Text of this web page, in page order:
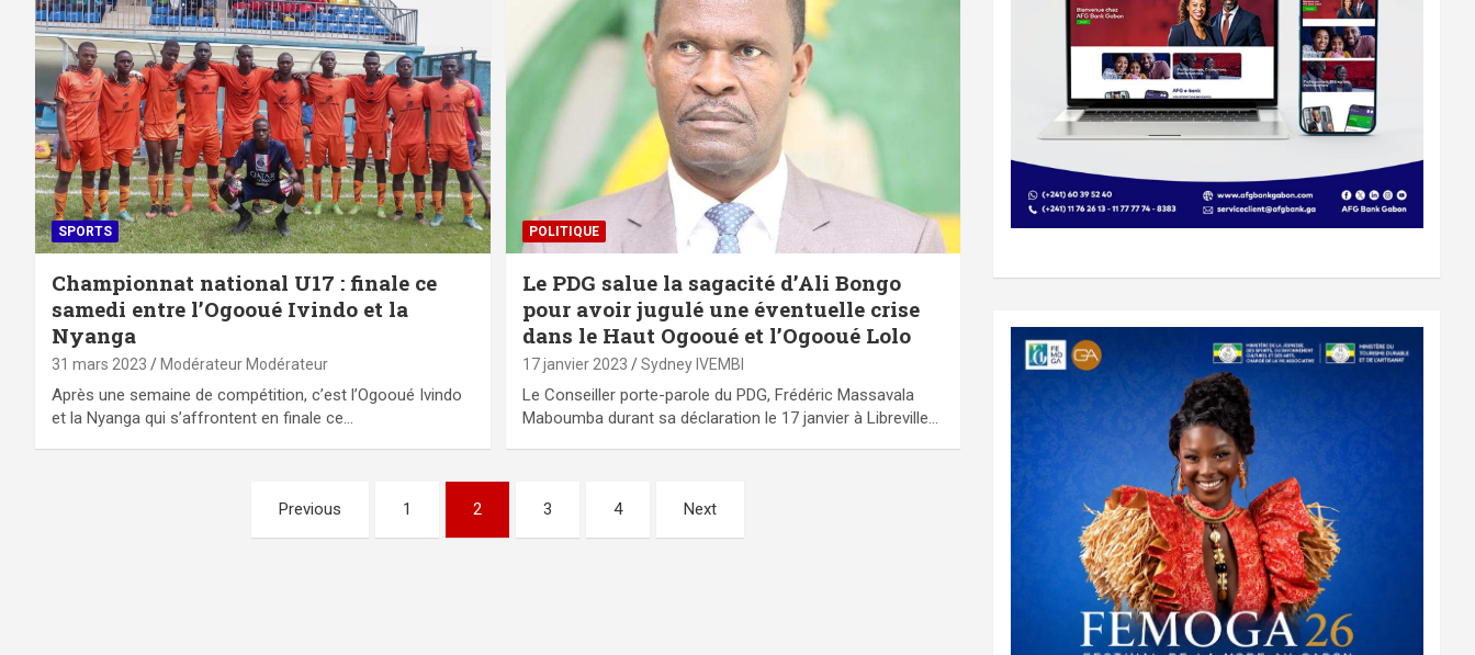
SPORTS
Championnat national U17 : finale ce
samedi entre l’Ogooué Ivindo et la
Nyanga
31 mars 2023 Modérateur Modérateur
Après une semaine de compétition, c’est l’Ogooué Ivindo
et la Nyanga qui s’affrontent en finale ce…
POLITIQUE
Le PDG salue la sagacité d’Ali Bongo
pour avoir jugulé une éventuelle crise
dans le Haut Ogooué et l’Ogooué Lolo
17 janvier 2023 Sydney IVEMBI
Le Conseiller porte-parole du PDG, Frédéric Massavala
Maboumba durant sa déclaration le 17 janvier à Libreville…
Previous 1 2 3 4 Next